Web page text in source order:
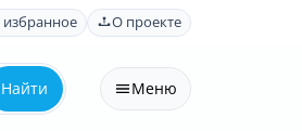
О проекте
Найти Меню